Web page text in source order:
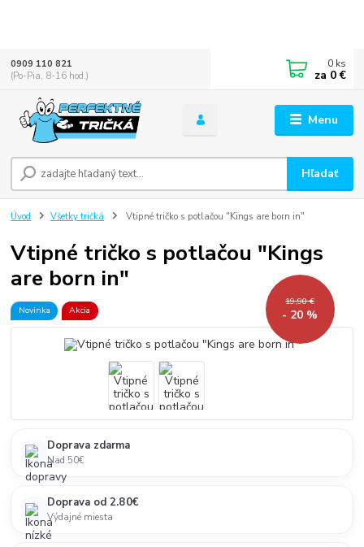
Menu
Hľadať
0909 110 821
(Po-Pia, 8-16 hod.)
0 ks
za 0 €
Úvod Všetky tričká Vtipné tričko s potlačou "Kings are born in"
Vtipné tričko s potlačou "Kings
are born in"
Novinka Akcia
19,90 €
- 20 %
Doprava zdarma
Nad 50€
Doprava od 2.80€
Výdajné miesta